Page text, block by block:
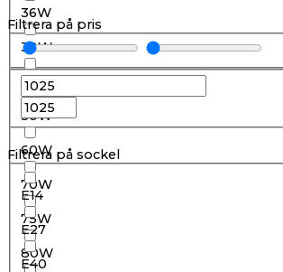
36W
38W
40W
50W
60W
70W
75W
80W
Filtrera på pris
Filtrera på sockel
E14
E27
E40